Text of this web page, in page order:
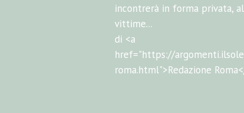
incontrerà in forma privata,
vittime...
di <a
href="https://
roma.html">Redazione